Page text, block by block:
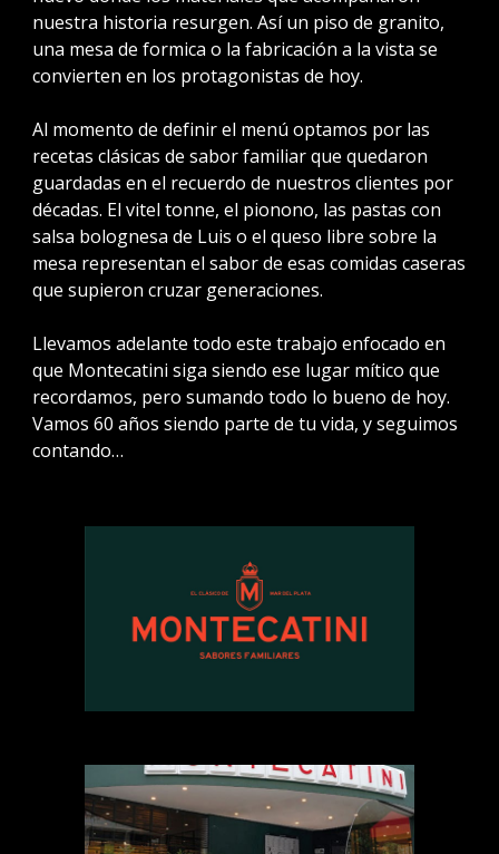
nuestra historia resurgen. Así un piso de granito,
una mesa de formica o la fabricación a la vista se
convierten en los protagonistas de hoy.
Al momento de definir el menú optamos por las
recetas clásicas de sabor familiar que quedaron
guardadas en el recuerdo de nuestros clientes por
décadas. El vitel tonne, el pionono, las pastas con
salsa bolognesa de Luis o el queso libre sobre la
mesa representan el sabor de esas comidas caseras
que supieron cruzar generaciones.
Llevamos adelante todo este trabajo enfocado en
que Montecatini siga siendo ese lugar mítico que
recordamos, pero sumando todo lo bueno de hoy.
Vamos 60 años siendo parte de tu vida, y seguimos
contando…